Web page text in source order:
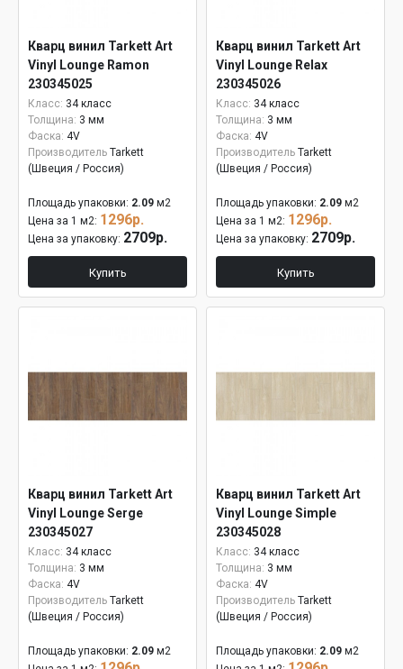
Кварц винил Tarkett Art
Vinyl Lounge Ramon
230345025
Класс: 34 класс
Толщина: 3 мм
Фаска: 4V
Производитель Tarkett
(Швеция / Россия)
Площадь упаковки: 2.09 м2
Цена за 1 м2: 1296р.
Цена за упаковку: 2709р.
Купить
Кварц винил Tarkett Art
Vinyl Lounge Relax
230345026
Класс: 34 класс
Толщина: 3 мм
Фаска: 4V
Производитель Tarkett
(Швеция / Россия)
Площадь упаковки: 2.09 м2
Цена за 1 м2: 1296р.
Цена за упаковку: 2709р.
Купить
Кварц винил Tarkett Art
Vinyl Lounge Serge
230345027
Класс: 34 класс
Толщина: 3 мм
Фаска: 4V
Производитель Tarkett
(Швеция / Россия)
Площадь упаковки: 2.09 м2
Кварц винил Tarkett Art
Vinyl Lounge Simple
230345028
Класс: 34 класс
Толщина: 3 мм
Фаска: 4V
Производитель Tarkett
(Швеция / Россия)
Площадь упаковки: 2.09 м2